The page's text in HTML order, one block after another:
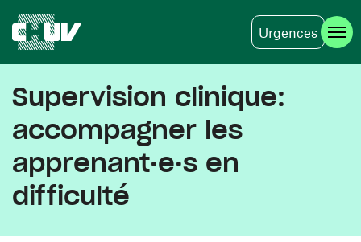
Urgences
Supervision clinique:
accompagner les
apprenant·e·s en
difficulté